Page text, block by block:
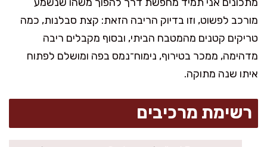
מורכב לפשוט, וזו בדיוק הריבה הזאת: קצת סבלנות, כמה
טריקים קטנים מהמטבח הביתי, ובסוף מקבלים ריבה
מדהימה, ממכר בטירוף, נימוח־נמס בפה ומושלם לפתוח
איתו שנה מתוקה.
רשימת מרכיבים